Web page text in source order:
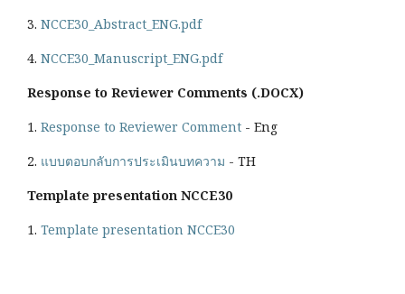
3. NCCE30_Abstract_ENG.pdf
4. NCCE30_Manuscript_ENG.pdf
Response to Reviewer Comments (.DOCX)
1. Response to Reviewer Comment - Eng
2. แบบตอบกลับการประเมินบทความ - TH
Template presentation NCCE30
1. Template presentation NCCE30